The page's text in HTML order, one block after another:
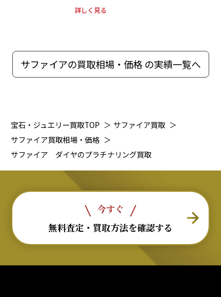
詳しく見る
サファイアの買取相場・価格 の実績一覧へ
宝石・ジュエリー買取TOP ＞ サファイア買取 ＞
サファイア買取相場・価格 ＞
サファイア ダイヤのプラチナリング買取
今すぐ
無料査定・買取方法を確認する